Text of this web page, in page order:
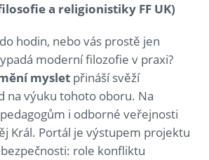
a religionistiky FF UK)
hodin, nebo vás prostě jen
moderní filozofie v praxi?
myslet přináší svěží
na výuku tohoto oboru. Na
i odborné veřejnosti
Král. Portál je výstupem projektu
role konfliktu